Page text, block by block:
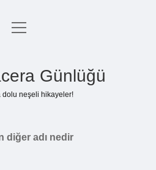
Anasayfa
menüyü
Günlüğü
dolu neşeli hikayeler!
diğer adı nedir